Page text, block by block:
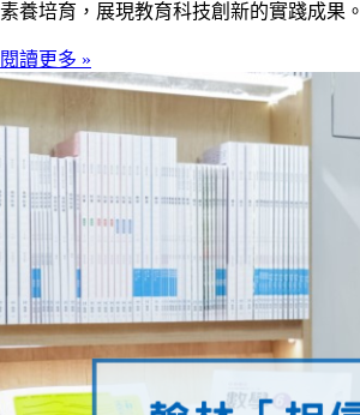
素養培育，展現教育科技創新的實踐成果。
閱讀更多 »